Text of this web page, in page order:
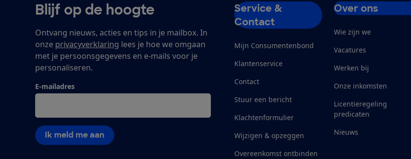
Blijf op de hoogte
Ontvang nieuws, acties en tips in je mailbox. In
onze privacyverklaring lees je hoe we omgaan
met je persoonsgegevens en e-mails voor je
personaliseren.
E-mailadres
Ik meld me aan
Service &
Contact
Mijn Consumentenbond
Klantenservice
Contact
Stuur een bericht
Klachtenformulier
Wijzigen & opzeggen
Overeenkomst ontbinden
Over ons
Wie zijn we
Vacatures
Werken bij
Onze inkomsten
Licentieregeling
predicaten
Nieuws